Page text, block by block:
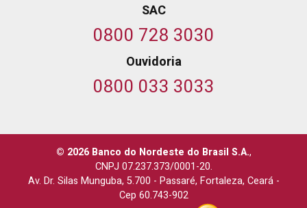
SAC
0800 728 3030
Ouvidoria
0800 033 3033
© 2026 Banco do Nordeste do Brasil S.A.,
CNPJ 07.237.373/0001-20.
Av. Dr. Silas Munguba, 5.700 - Passaré, Fortaleza, Ceará-
Cep 60.743-902